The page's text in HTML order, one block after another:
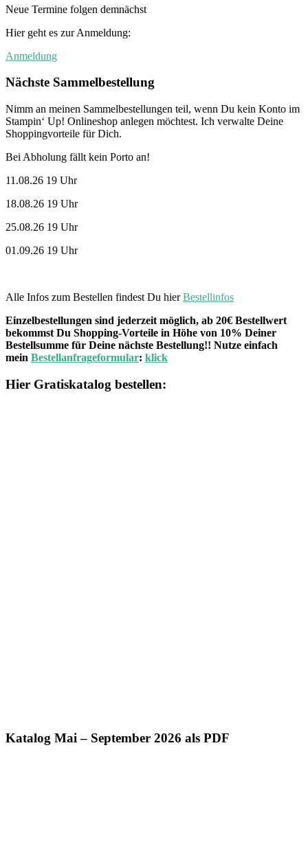
Neue Termine folgen demnächst
Hier geht es zur Anmeldung:
Anmeldung
Nächste Sammelbestellung
Nimm an meinen Sammelbestellungen teil, wenn Du kein Konto im
Stampin‘ Up! Onlineshop anlegen möchtest. Ich verwalte Deine
Shoppingvorteile für Dich.
Bei Abholung fällt kein Porto an!
11.08.26 19 Uhr
18.08.26 19 Uhr
25.08.26 19 Uhr
01.09.26 19 Uhr
Alle Infos zum Bestellen findest Du hierBestellinfos
Einzelbestellungen sind jederzeit möglich, ab 20€ Bestellwert
bekommst Du Shopping-Vorteile in Höhe von 10% Deiner
Bestellsumme für Deine nächste Bestellung!! Nutze einfach
mein Bestellanfrageformular: klick
Hier Gratiskatalog bestellen:
Katalog Mai – September 2026 als PDF